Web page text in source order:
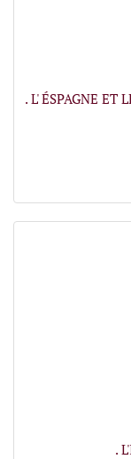
. L' ÉSPAGNE ET
.